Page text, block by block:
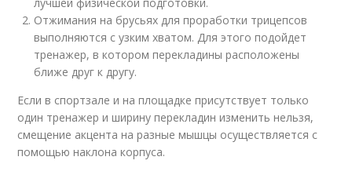
лучшей физической подготовки.
Отжимания на брусьях для проработки трицепсов
выполняются с узким хватом. Для этого подойдет
тренажер, в котором перекладины расположены
ближе друг к другу.
Если в спортзале и на площадке присутствует только
один тренажер и ширину перекладин изменить нельзя,
смещение акцента на разные мышцы осуществляется с
помощью наклона корпуса.